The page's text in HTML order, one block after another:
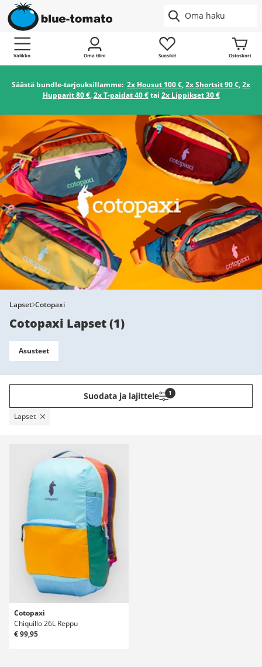
Valikko Oma tilini Suosikit Ostoskori
Säästä bundle-tarjouksillamme: 2x Housut 100 €,2x Shortsit 90 €,2x
Hupparit 80 €,2x T-paidat 40 €tai 2x Lippikset 30 €
Lapset Cotopaxi
Cotopaxi Lapset(1)
Asusteet
Suodata ja lajittele 1
Lapset
Cotopaxi
Chiquillo 26L Reppu
€ 99,95